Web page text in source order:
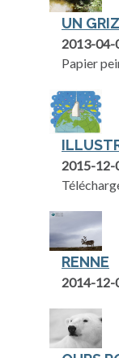
UN
2013-04-
Papier
2015-12-
RENNE
2014-12-